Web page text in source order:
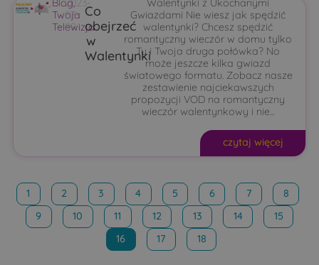
Blog,
Twoja
Telewizja
2023-
03-
09
Co
obejrzeć
w
Walentynki
Walentynki z Ukochanymi
Gwiazdami Nie wiesz jak spędzić
walentynki? Chcesz spędzić
romantyczny wieczór w domu tylko
Ty i Twoja druga połówka? No
może jeszcze kilka gwiazd
światowego formatu. Zobacz nasze
zestawienie najciekawszych
propozycji VOD na romantyczny
wieczór walentynkowy i nie...
czytaj więcej
1 2 3 4 5 6 7
8
9
10 11 12 13 14
15
16
17 18